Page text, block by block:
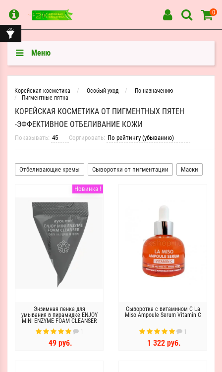
0
Меню
Корейская косметика Особый уход
По назначению
Пигментные пятна
КОРЕЙСКАЯ КОСМЕТИКА ОТ ПИГМЕНТНЫХ ПЯТЕН
-ЭФФЕКТИВНОЕ ОТБЕЛИВАНИЕ КОЖИ
Показывать: Сортировать:
Отбеливающие кремы Сыворотки от пигментации Маски
Новинка !
Энзимная пенка для
умывания в пирамидке ENJOY
MINI ENZYME FOAM CLEANSER
1
49 руб.
Сыворотка с витамином C La
Miso Ampoule Serum Vitamin C
1
1 322 руб.